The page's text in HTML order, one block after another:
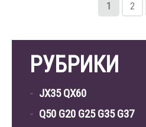
1 2
РУБРИКИ
JX35 QX60
Q50 G20 G25 G35 G37